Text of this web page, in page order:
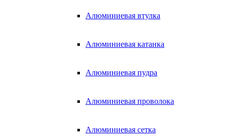
Алюминиевая втулка
Алюминиевая катанка
Алюминиевая пудра
Алюминиевая проволока
Алюминиевая сетка